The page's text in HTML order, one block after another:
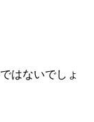
はないでしょ